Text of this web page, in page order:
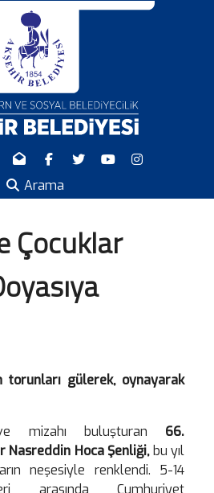
Arama
Çocuklar
torunları gülerek, oynayarak
mizahı buluşturan 66.
Nasreddin Hoca Şenliği,bu yıl
neşesiyle renklendi. 5-14